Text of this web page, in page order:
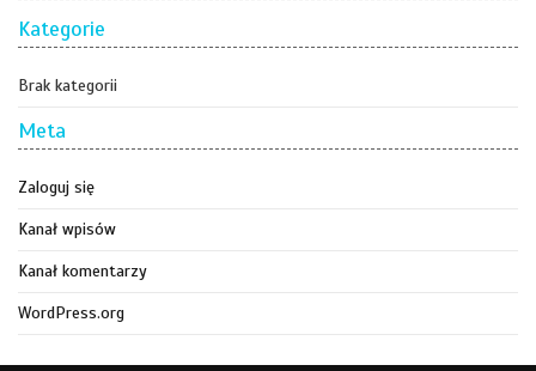
Kategorie
Brak kategorii
Meta
Zaloguj się
Kanał wpisów
Kanał komentarzy
WordPress.org